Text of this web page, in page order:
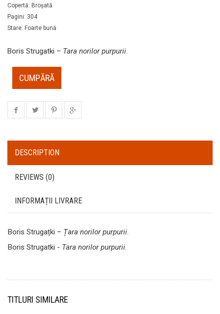
Copertă: Broșată
Pagini: 304
Stare: Foarte bună
Boris Strugatki – Tara norilor purpurii.
CUMPĂRĂ
DESCRIPTION
REVIEWS (0)
INFORMAȚII LIVRARE
Boris Strugațki – Țara norilor purpurii.
Boris Strugatki - Tara norilor purpurii.
TITLURI SIMILARE